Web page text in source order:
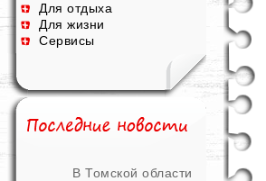
Для отдыха
Для жизни
Сервисы
В Томской области